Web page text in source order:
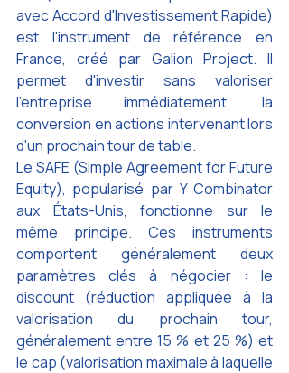
avec Accord d'Investissement Rapide)
est l'instrument de référence en
France, créé par Galion Project. Il
permet d'investir sans valoriser
l'entreprise immédiatement, la
conversion en actions intervenant lors
d'un prochain tour de table.
Le SAFE (Simple Agreement for Future
Equity), popularisé par Y Combinator
aux États-Unis, fonctionne sur le
même principe. Ces instruments
comportent généralement deux
paramètres clés à négocier : le
discount (réduction appliquée à la
valorisation du prochain tour,
généralement entre 15 % et 25 %) et
le cap (valorisation maximale à laquelle